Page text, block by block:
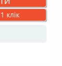
клік